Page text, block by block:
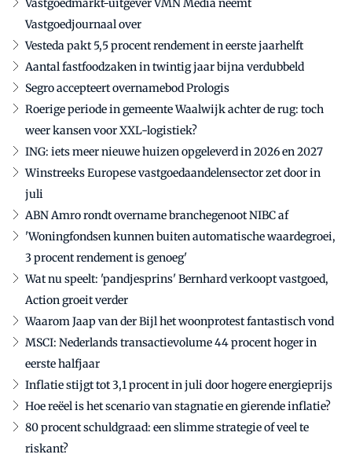
Vastgoedmarkt-uitgever VMN Media neemt
Vastgoedjournaal over
Vesteda pakt 5,5 procent rendement in eerste jaarhelft
Aantal fastfoodzaken in twintig jaar bijna verdubbeld
Segro accepteert overnamebod Prologis
Roerige periode in gemeente Waalwijk achter de rug: toch
weer kansen voor XXL-logistiek?
ING: iets meer nieuwe huizen opgeleverd in 2026 en 2027
Winstreeks Europese vastgoedaandelensector zet door in
juli
ABN Amro rondt overname branchegenoot NIBC af
'Woningfondsen kunnen buiten automatische waardegroei,
3 procent rendement is genoeg'
Wat nu speelt: 'pandjesprins' Bernhard verkoopt vastgoed,
Action groeit verder
Waarom Jaap van der Bijl het woonprotest fantastisch vond
MSCI: Nederlands transactievolume 44 procent hoger in
eerste halfjaar
Inflatie stijgt tot 3,1 procent in juli door hogere energieprijs
Hoe reëel is het scenario van stagnatie en gierende inflatie?
80 procent schuldgraad: een slimme strategie of veel te
riskant?